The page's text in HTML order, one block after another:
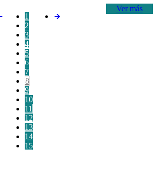
Ver más
1
2
3
4
5
6
7
8
9
10
11
12
13
14
15